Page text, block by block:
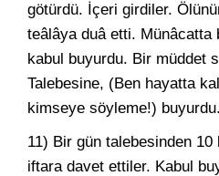
götürdü. İçeri girdiler.
teâlâya duâ etti. Münâcatta
kabul buyurdu. Bir müddet
Talebesine, (Ben hayatta
kimseye söyleme!) buyurdu.
11) Bir gün talebesinden 10
iftara davet ettiler. Kabul